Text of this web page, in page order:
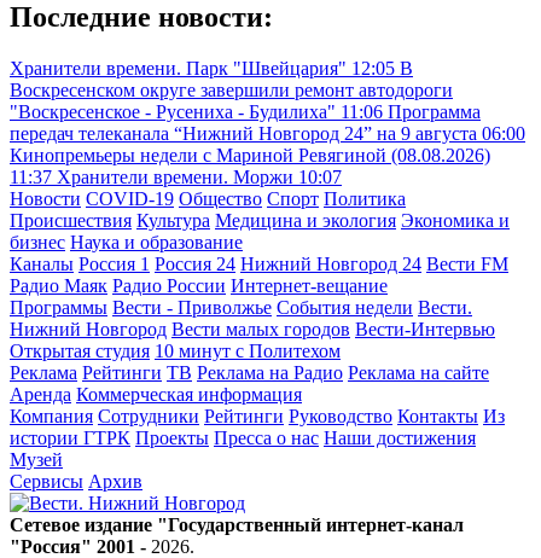
Последние новости:
Хранители времени. Парк "Швейцария" 12:05 В
Воскресенском округе завершили ремонт автодороги
"Воскресенское - Русениха - Будилиха" 11:06 Программа
передач телеканала “Нижний Новгород 24” на 9 августа 06:00
Кинопремьеры недели с Мариной Ревягиной (08.08.2026)
11:37 Хранители времени. Моржи 10:07
Новости COVID-19 Общество Спорт Политика
Происшествия Культура Медицина и экология Экономика и
бизнес Наука и образование
Каналы Россия 1 Россия 24 Нижний Новгород 24 Вести FM
Радио Маяк Радио России Интернет-вещание
Программы Вести - Приволжье События недели Вести.
Нижний Новгород Вести малых городов Вести-Интервью
Открытая студия 10 минут с Политехом
Реклама Рейтинги ТВ Реклама на Радио Реклама на сайте
Аренда Коммерческая информация
Компания Сотрудники Рейтинги Руководство Контакты Из
истории ГТРК Проекты Пресса о нас Наши достижения
Музей
Сервисы Архив
Сетевое издание "Государственный интернет-канал
"Россия" 2001 - 2026.